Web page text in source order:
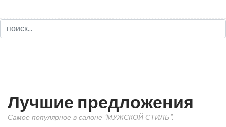
Лучшие предложения
Самое популярное в салоне "МУЖСКОЙ СТИЛЬ".